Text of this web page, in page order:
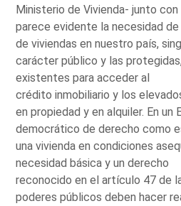
Ministerio de Vivienda- junto
parece evidente la necesidad
de viviendas en nuestro país,
carácter público y las
existentes para acceder al
crédito inmobiliario y los
en propiedad y en alquiler. En un
democrático de derecho como
una vivienda en condiciones
necesidad básica y un derecho
reconocido en el artículo 47 de
poderes públicos deben hacer